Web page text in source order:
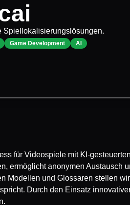
Spiellokalisierungslösungen.
Game Development AI
für Videospiele mit KI-
ermöglicht anonymen Austausch
Modellen und Glossaren stellen
Durch den Einsatz